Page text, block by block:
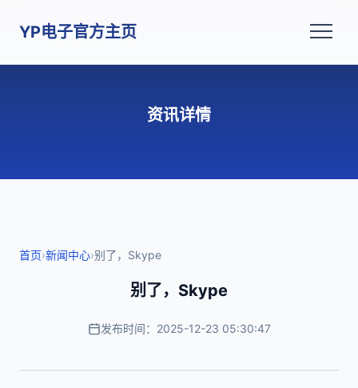
YP电子官方主页
资讯详情
首页›新闻中心›别了，Skype
别了，Skype
发布时间：2025-12-23 05:30:47